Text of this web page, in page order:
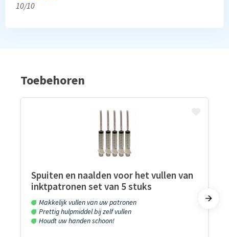
10/10
Toebehoren
Spuiten en naalden voor het vullen van
inktpatronen set van 5 stuks
Makkelijk vullen van uw patronen
Prettig hulpmiddel bij zelf vullen
Houdt uw handen schoon!